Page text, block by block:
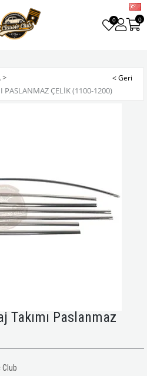
0 0
>
PASLANMAZ ÇELIK (1100-1200)
Takımı Paslanmaz
Club